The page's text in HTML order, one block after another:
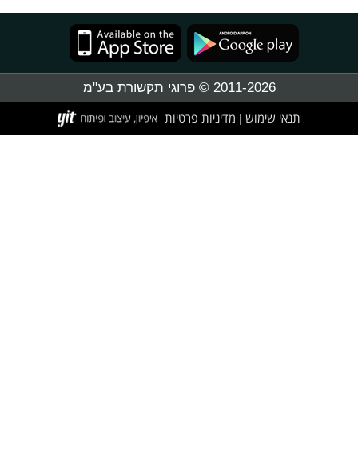
2011-2026 © פרוגי תקשורת בע"מ
תנאי שימוש מדיניות פרטיות